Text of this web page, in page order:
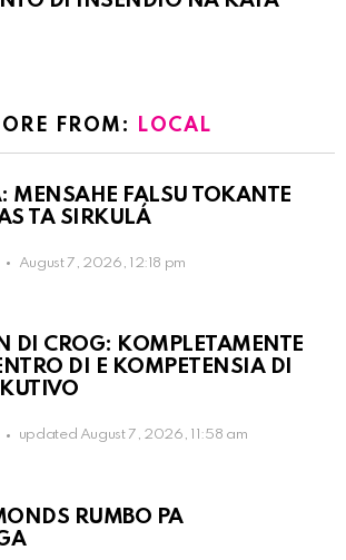
FROM: LOCAL
MENSAHE FALSU TOKANTE
TA SIRKULÁ
August 7, 2026, 12:18 pm
DI CROG: KOMPLETAMENTE
DI E KOMPETENSIA DI
updated August 7, 2026, 11:58 am
RUMBO PA